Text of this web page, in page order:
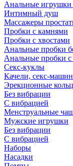
Анальные игрушки
Интимный душ
Массажеры
Пробки с камнями
Пробки с хвостами
Анальные пробки
Анальные пробки с
Секс-куклы
Качели, секс-
Эрекционные
Без вибрации
С вибрацией
Менструальные
Мужские игрушки
Без вибрации
С вибрацией
Наборы
Насадки